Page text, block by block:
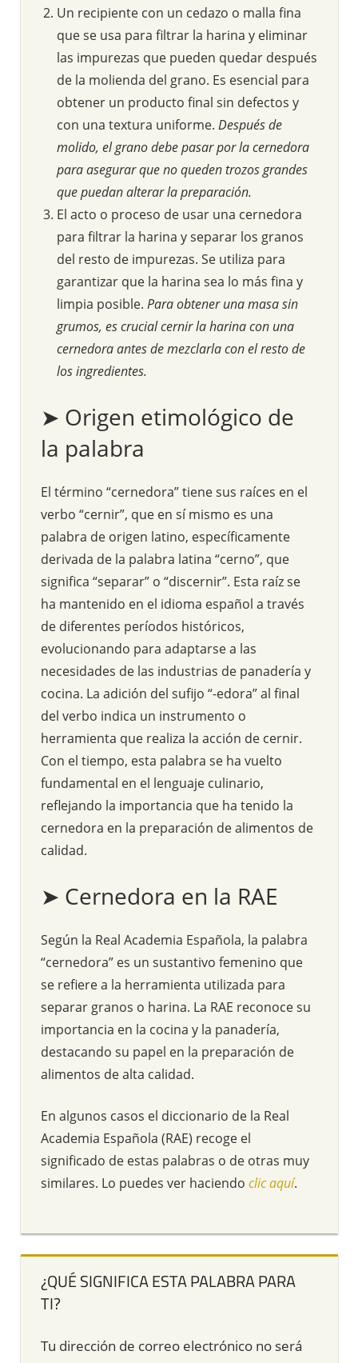
Un recipiente con un cedazo o malla fina
que se usa para filtrar la harina y eliminar
las impurezas que pueden quedar después
de la molienda del grano. Es esencial para
obtener un producto final sin defectos y
con una textura uniforme. Después de
molido, el grano debe pasar por la cernedora
para asegurar que no queden trozos grandes
que puedan alterar la preparación.
El acto o proceso de usar una cernedora
para filtrar la harina y separar los granos
del resto de impurezas. Se utiliza para
garantizar que la harina sea lo más fina y
limpia posible. Para obtener una masa sin
grumos, es crucial cernir la harina con una
cernedora antes de mezclarla con el resto de
los ingredientes.
➤ Origen etimológico de
la palabra
El término “cernedora” tiene sus raíces en el
verbo “cernir”, que en sí mismo es una
palabra de origen latino, específicamente
derivada de la palabra latina “cerno”, que
significa “separar” o “discernir”. Esta raíz se
ha mantenido en el idioma español a través
de diferentes períodos históricos,
evolucionando para adaptarse a las
necesidades de las industrias de panadería y
cocina. La adición del sufijo “-edora” al final
del verbo indica un instrumento o
herramienta que realiza la acción de cernir.
Con el tiempo, esta palabra se ha vuelto
fundamental en el lenguaje culinario,
reflejando la importancia que ha tenido la
cernedora en la preparación de alimentos de
calidad.
➤ Cernedora en la RAE
Según la Real Academia Española, la palabra
“cernedora” es un sustantivo femenino que
se refiere a la herramienta utilizada para
separar granos o harina. La RAE reconoce su
importancia en la cocina y la panadería,
destacando su papel en la preparación de
alimentos de alta calidad.
En algunos casos el diccionario de la Real
Academia Española (RAE) recoge el
significado de estas palabras o de otras muy
similares. Lo puedes ver haciendo clic aquí.
¿QUÉ SIGNIFICA ESTA PALABRA PARA
TI?
Tu dirección de correo electrónico no será